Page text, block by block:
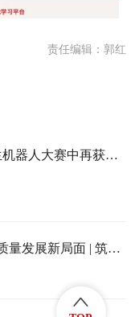
责任编辑：郭红
石家庄铁路职业技术学院在全国大学生机器人大赛中再获佳绩
牢记嘱托 感恩奋进 奋力开创秦皇岛高质量发展新局面 | 筑得暖巢引凤来